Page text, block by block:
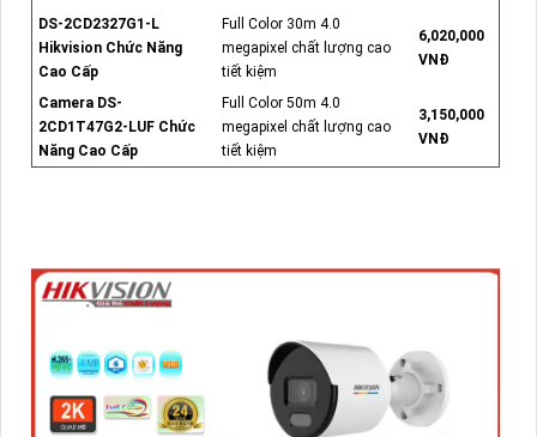
DS-2CD2327G1-L
Hikvision Chức Năng
Cao Cấp
Full Color 30m 4.0
megapixel chất lượng cao
tiết kiệm
6,020,000
VNĐ
Camera DS-
2CD1T47G2-LUF Chức
Năng Cao Cấp
Full Color 50m 4.0
megapixel chất lượng cao
tiết kiệm
3,150,000
VNĐ